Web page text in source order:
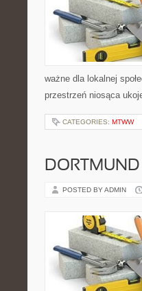
ważne dla lokalnej
przestrzeń niosąca
CATEGORIES: MTWW
DORTMUND
POSTED BY ADMIN